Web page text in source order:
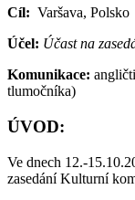
Cíl: Varšava, Polsko
Účel: Účast na
Komunikace:
tlumočníka)
ÚVOD:
Ve dnech 12.-
zasedání Kulturní